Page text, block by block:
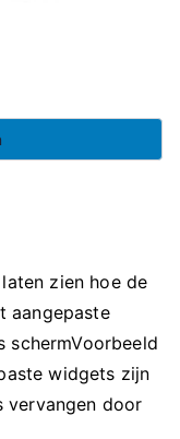
zien hoe de
aangepaste
widgets zijn
vervangen door